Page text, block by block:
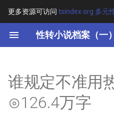
更多资源可访问 tsindex.org 多元
性转小说档案（一）
键
开
始
其他信息 [Processed Page
Metadata]
谁规定不准用
⊙126.4万字